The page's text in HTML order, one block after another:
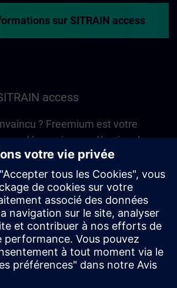
sur SITRAIN access
access
? Freemium est votre
découvrir une sélection de
cours en ligne de SITRAIN
— aucun Learning
nécessaire !
| SITRAIN access